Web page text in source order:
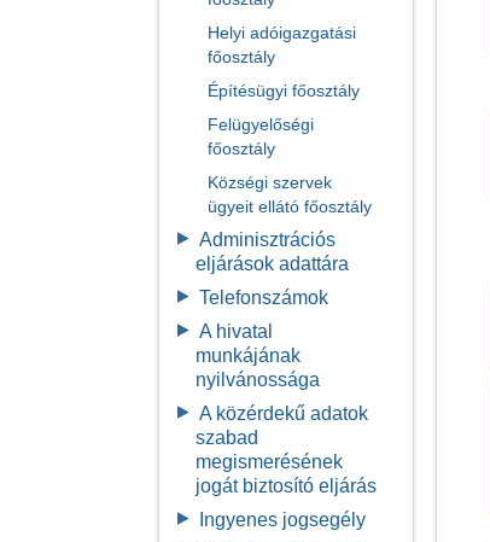
Helyi adóigazgatási
főosztály
Építésügyi főosztály
Felügyelőségi
főosztály
Községi szervek
ügyeit ellátó főosztály
Adminisztrációs
eljárások adattára
Telefonszámok
A hivatal
munkájának
nyilvánossága
A közérdekű adatok
szabad
megismerésének
jogát biztosító eljárás
Ingyenes jogsegély